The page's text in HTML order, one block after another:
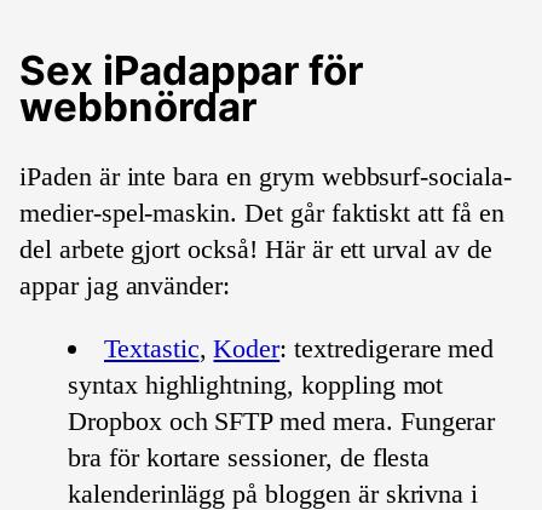
Sex iPadappar för
webbnördar
iPaden är inte bara en grym webbsurf-sociala-
medier-spel-maskin. Det går faktiskt att få en
del arbete gjort också! Här är ett urval av de
appar jag använder:
Textastic,Koder: textredigerare med
syntax highlightning, koppling mot
Dropbox och SFTP med mera. Fungerar
bra för kortare sessioner, de flesta
kalenderinlägg på bloggen är skrivna i